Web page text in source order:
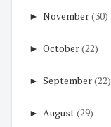
► November(30)
► October(22)
► September(22)
► August(29)